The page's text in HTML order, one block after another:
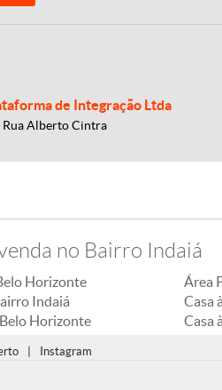
de Integração Ltda
Rua Alberto Cintra
no Bairro Indaiá
Horizonte
Indaiá
Horizonte
Área
Casa
Casa
Instagram